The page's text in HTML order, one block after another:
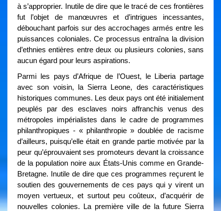
à s’approprier. Inutile de dire que le tracé de ces frontières
fut l’objet de manœuvres et d’intrigues incessantes,
débouchant parfois sur des accrochages armés entre les
puissances coloniales. Ce processus entraîna la division
d’ethnies entières entre deux ou plusieurs colonies, sans
aucun égard pour leurs aspirations.
Parmi les pays d’Afrique de l’Ouest, le Liberia partage
avec son voisin, la Sierra Leone, des caractéristiques
historiques communes. Les deux pays ont été initialement
peuplés par des esclaves noirs affranchis venus des
métropoles impérialistes dans le cadre de programmes
philanthropiques - « philanthropie » doublée de racisme
d’ailleurs, puisqu’elle était en grande partie motivée par la
peur qu’éprouvaient ses promoteurs devant la croissance
de la population noire aux États-Unis comme en Grande-
Bretagne. Inutile de dire que ces programmes reçurent le
soutien des gouvernements de ces pays qui y virent un
moyen vertueux, et surtout peu coûteux, d’acquérir de
nouvelles colonies. La première ville de la future Sierra